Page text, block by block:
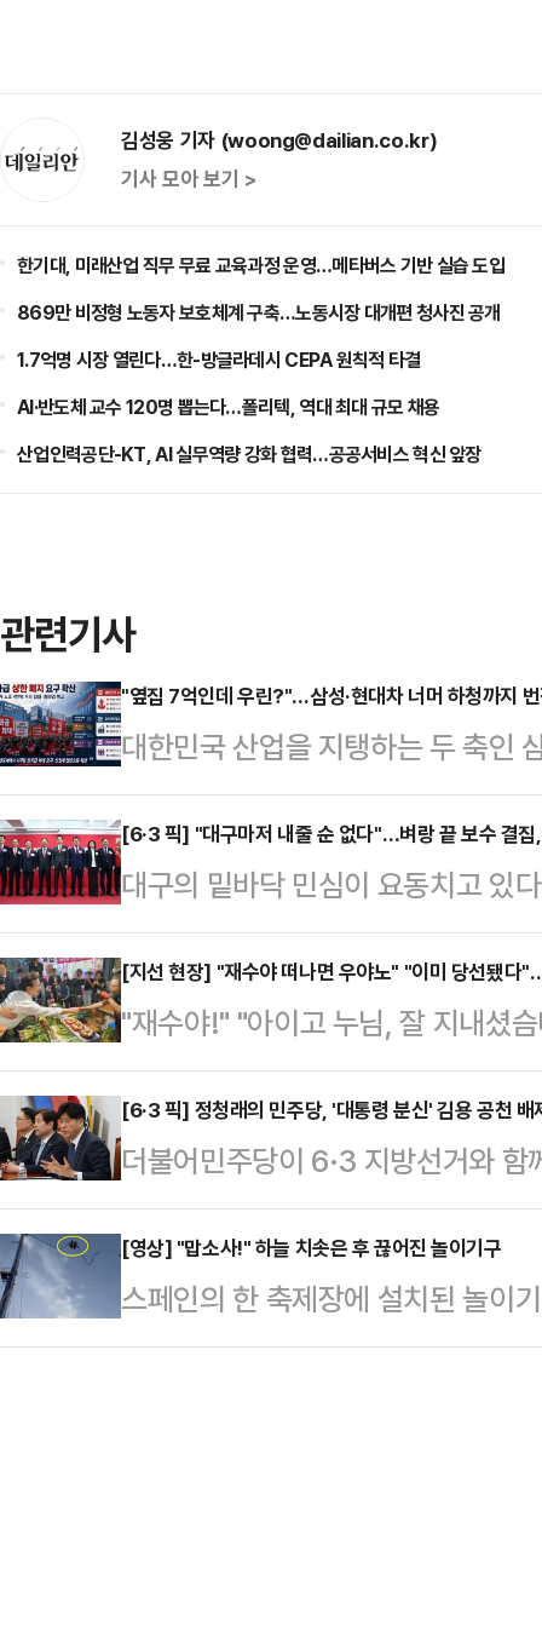
김성웅 기자 (woong@dailian.co.kr)
기사 모아 보기 >
한기대, 미래산업 직무 무료 교육과정 운영…메타버스 기반 실습 도입
869만 비정형 노동자 보호체계 구축…노동시장 대개편 청사진 공개
1.7억명 시장 열린다…한-방글라데시 CEPA 원칙적 타결
AI·반도체 교수 120명 뽑는다…폴리텍, 역대 최대 규모 채용
산업인력공단-KT, AI 실무역량 강화 협력…공공서비스 혁신 앞장
관련기사
"옆집 7억인데 우린?"…삼성·현대차 너머 하청까지
대한민국 산업을 지탱하는 두 축인
소용돌이에 휘말렸다. 개별 기업의
러싼 ‘보상 전쟁’이 산업 생태계 전
패권 경쟁이 정점에 달한 골든타임
락과 인재 유출이라는 치명적인 리
르면 이번 사태의 발단은 반도체 업
SK하이닉스는 올해 1분기 영업이
며 엔비디아의 지난해 …
[6·3 픽] "대구마저 내줄 순 없다"…벼랑 끝 보수 결
대구의 밑바닥 민심이 요동치고 있
이 확정되는 과정이 험난했다. 컷
균열이 발생했다.하지만 벼랑 끝에
다. 주호영 의원과 이진숙 전 방송
치로 결단을 내리면서다. 이들의 합
될지 주목된다.27일 대구 지역 정
김부겸이라는 거물과 맞서야 하는
바닥 민심을 파고들고…
[지선 현장] "재수야 떠나면 우야노" "이미 당선됐다
"재수야!" "아이고 누님, 잘 지내셨
돼 있으이까, 우리 좀 잘 도와도".전
고향인 부산 북구에 위치한 구포시
를 전하면서 오고 간 이야기들이다
시. 맑은 날씨 속에서 구포시장 앞
을 향해 큰절부터 올렸다.그는
새파란 젊은이 하나가 서른 다섯에
도…
[6·3 픽] 정청래의 민주당, '대통령 분신' 김용 공천
더불어민주당이 6·3 지방선거와
대통령의 '분신' 격인 김용 전 민주
재명)계의 공개 압박에도 불구하고
부원장을 공천하지 않으면서, 공천
로 비화할 것이란 전망이 제기된다
[영상] "맙소사!" 하늘 치솟은 후 끊어진 놀이기구
스페인의 한 축제장에 설치된 놀이
는 사고가 발생했다.25일(현지시